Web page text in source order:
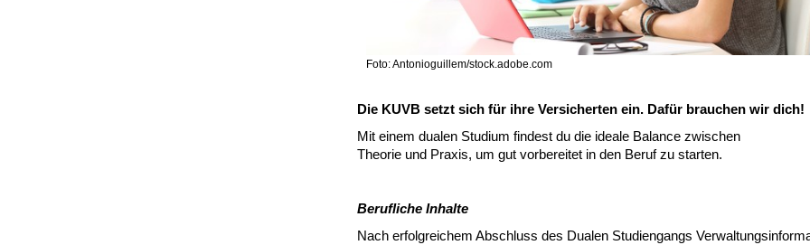
Foto: Antonioguillem/stock.adobe.com
Die KUVB setzt sich für ihre Versicherten ein. Dafür brauchen wir dich!
Mit einem dualen Studium findest du die ideale Balance zwischen
Theorie und Praxis, um gut vorbereitet in den Beruf zu starten.
Berufliche Inhalte
Nach erfolgreichem Abschluss des Dualen Studiengangs